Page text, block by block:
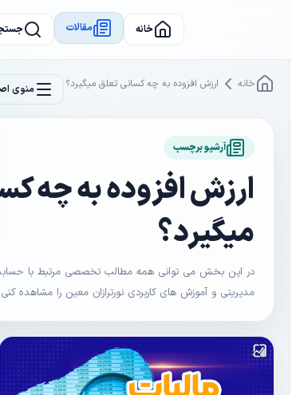
خانه مقالات
خانه ارزش افزوده به چه کسانی تعلق میگیرد؟ منوی
آرشیو برچسب
ارزش افزوده به چه
میگیرد؟
در این بخش می توانی همه مطالب تخصصی مرتبط با
مدیریتی و آموزش های کاربردی نورترازان معین را مشاهده کنی.